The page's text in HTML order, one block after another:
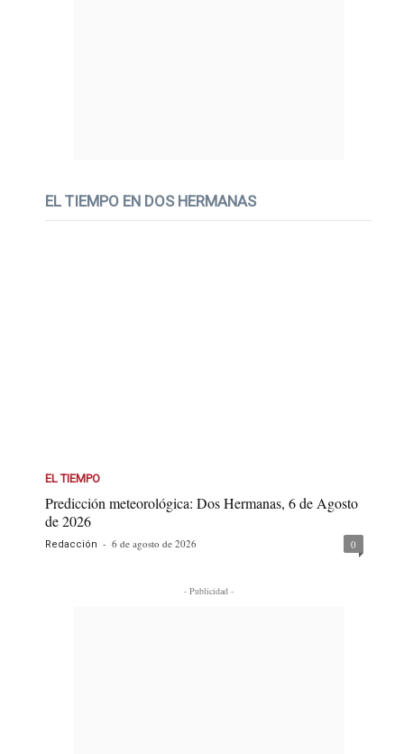
EL TIEMPO EN DOS HERMANAS
EL TIEMPO
Predicción meteorológica: Dos Hermanas, 6 de Agosto
de 2026
Redacción - 6 de agosto de 2026 0
- Publicidad -